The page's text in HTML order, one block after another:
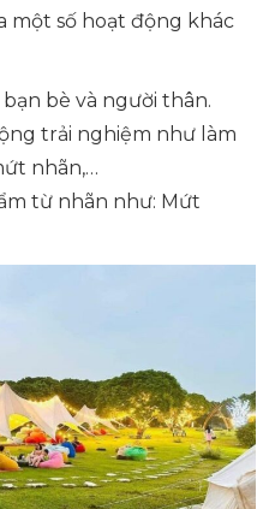
một số hoạt động khác
bè và người thân.
trải nghiệm như làm
nhãn,…
từ nhãn như: Mứt